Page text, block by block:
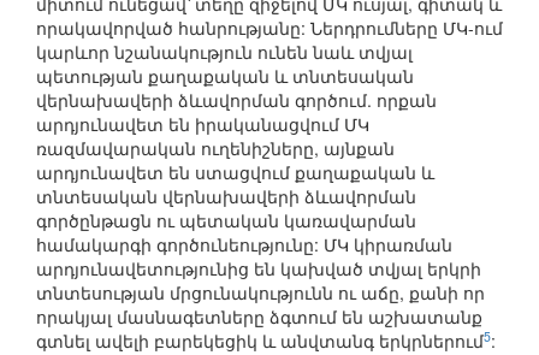
որակավորված հանրությանը: Ներդրումները ՄԿ-ում
կարևոր նշանակություն ունեն նաև տվյալ
պետության քաղաքական և տնտեսական
վերնախավերի ձևավորման գործում. որքան
արդյունավետ են իրականացվում ՄԿ
ռազմավարական ուղենիշները, այնքան
արդյունավետ են ստացվում քաղաքական և
տնտեսական վերնախավերի ձևավորման
գործընթացն ու պետական կառավարման
համակարգի գործունեությունը: ՄԿ կիրառման
արդյունավետությունից են կախված տվյալ երկրի
տնտեսության մրցունակությունն ու աճը, քանի որ
որակյալ մասնագետները ձգտում են աշխատանք
գտնել ավելի բարեկեցիկ և անվտանգ երկրներում5: